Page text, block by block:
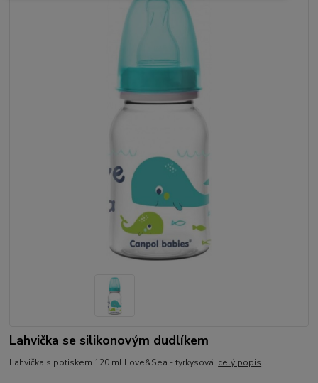
Lahvička se silikonovým dudlíkem
Lahvička s potiskem 120 ml Love&Sea - tyrkysová. celý popis